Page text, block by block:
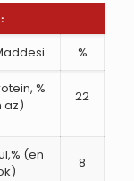
%
%
az)
22
(en
8